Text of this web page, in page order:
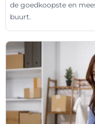
de goedkoopste en
buurt.